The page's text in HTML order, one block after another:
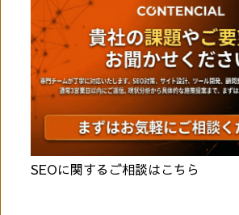
SEOに関するご相談はこちら